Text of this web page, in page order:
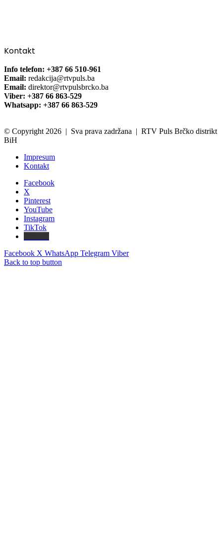
Kontakt
Info telefon: +387 66 510-961
Email: redakcija@rtvpuls.ba
Email: direktor@rtvpulsbrcko.ba
Viber: +387 66 863-529
Whatsapp: +387 66 863-529
© Copyright 2026 | Sva prava zadržana | RTV Puls Brčko distrikt
BiH
Impresum
Kontakt
Facebook
X
Pinterest
YouTube
Instagram
TikTok
Facebook X WhatsApp Telegram Viber
Back to top button